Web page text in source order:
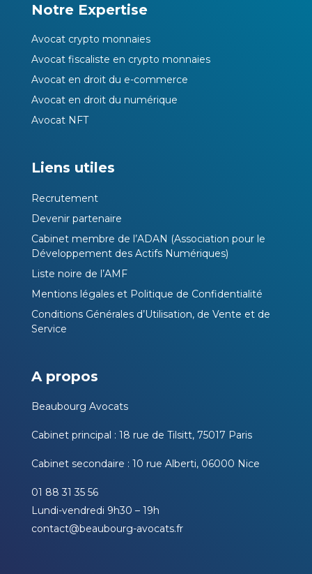
Notre Expertise
Avocat crypto monnaies
Avocat fiscaliste en crypto monnaies
Avocat en droit du e-commerce
Avocat en droit du numérique
Avocat NFT
Liens utiles
Recrutement
Devenir partenaire
Cabinet membre de l’ADAN (Association pour le
Développement des Actifs Numériques)
Liste noire de l’AMF
Mentions légales et Politique de Confidentialité
Conditions Générales d’Utilisation, de Vente et de
Service
A propos
Beaubourg Avocats
Cabinet principal : 18 rue de Tilsitt, 75017 Paris
Cabinet secondaire : 10 rue Alberti, 06000 Nice
01 88 31 35 56
Lundi-vendredi 9h30 – 19h
contact@beaubourg-avocats.fr